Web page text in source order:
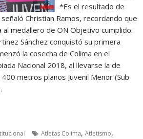
*Es el resultado de
Christian Ramos, recordando que
al medallero de ON Objetivo cumplido.
Sánchez conquistó su primera
la cosecha de Colima en el
Nacional 2018, al llevarse la de
metros planos Juvenil Menor (Sub
Atletas Colima,Atletismo,